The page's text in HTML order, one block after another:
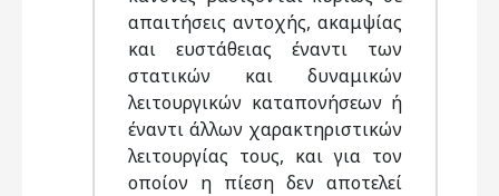
απαιτήσεις αντοχής, ακαμψίας
και ευστάθειας έναντι των
στατικών και δυναμικών
λειτουργικών καταπονήσεων ή
έναντι άλλων χαρακτηριστικών
λειτουργίας τους, και για τον
οποίον η πίεση δεν αποτελεί